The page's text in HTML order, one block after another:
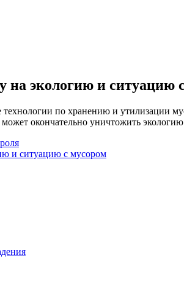
экологию и ситуацию
по хранению и утилизации
может окончательно уничтожить
и ситуацию с мусором